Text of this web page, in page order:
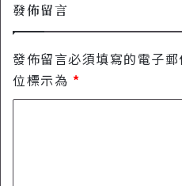
發佈留言
發佈留言必須填寫的電子郵
位標示為 *